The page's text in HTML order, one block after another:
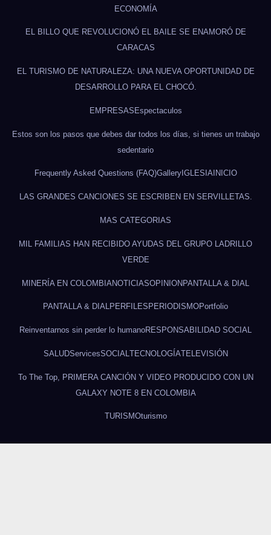
ECONOMÍA
EL BILLO QUE REVOLUCIONÓ EL BAILE SE ENAMORÓ DE
CARACAS
EL TURISMO DE NATURALEZA: UNA NUEVA OPORTUNIDAD DE
DESARROLLO PARA EL CHOCÓ.
EMPRESAS Espectaculos
Estos son los pasos que debes dar todos los días, si tienes un trabajo
sedentario
Frequently Asked Questions (FAQ)GalleryIGLESIAINICIO
LAS GRANDES CANCIONES SE ESCRIBEN EN SERVILLETAS.
MAS CATEGORIAS
MIL FAMILIAS HAN RECIBIDO AYUDAS DEL GRUPO LADRILLO
VERDE
MINERÍA EN COLOMBIANOTICIASOPINIONPANTALLA & DIAL
PANTALLA & DIALPERFILES PERIODISMOPortfolio
Reinventarnos sin perder lo humanoRESPONSABILIDAD SOCIAL
SALUDServicesSOCIAL TECNOLOGÍATELEVISIÓN
To The Top, PRIMERA CANCIÓN Y VIDEO PRODUCIDO CON UN
GALAXY NOTE 8 EN COLOMBIA
TURISMOturismo